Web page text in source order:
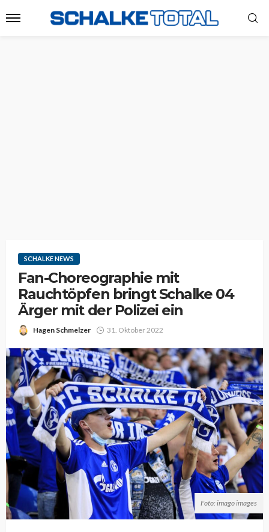
SCHALKE NEWS
Fan-Choreographie mit
Rauchtöpfen bringt Schalke 04
Ärger mit der Polizei ein
Hagen Schmelzer 31. Oktober 2022
Foto: imago images